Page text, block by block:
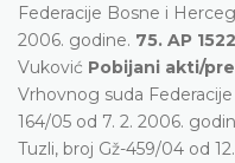
Federacije Bosne i
2006. godine. 75. AP
Vuković Pobijani akti/
Vrhovnog suda
164/05 od 7. 2. 2006.
Tuzli, broj Gž-459/04 od